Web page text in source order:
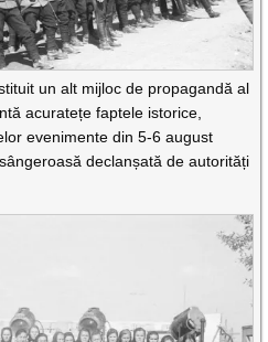
un alt mijloc de propagandă al
acuratețe faptele istorice,
evenimente din 5-6 august
declanșată de autorități